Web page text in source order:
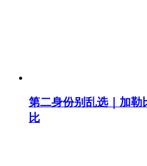
第二身份别乱选｜加勒
比